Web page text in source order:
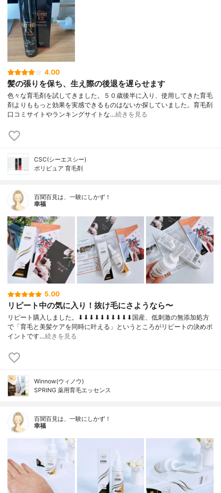
4.00
髪の張りを保ち、生え際の後退を遅らせます
色々な育毛剤を試してきました。５０歳後半に入り、使用してきた育毛
剤よりももっと効果を実感できるものはないか探していました。育毛剤
口コミサイトやランキングサイトな…続きを見る
CSC(シーエスシー)
ポリピュア 育毛剤
百聞百見は、一験にしかず！
幸福
5.00
リピート中の気に入り！抜け毛にさようなら〜
リピート購入しました。⬇︎⬇︎⬇︎⬇︎⬇︎⬇︎⬇︎⬇︎⬇︎⬇︎国産、低刺激の無添加処方
で「育毛と美髪ケアを同時に叶える」というところがリピートの決めポ
イントです…続きを見る
Winnow(ウィノウ)
SPRING 薬用育毛エッセンス
百聞百見は、一験にしかず！
幸福